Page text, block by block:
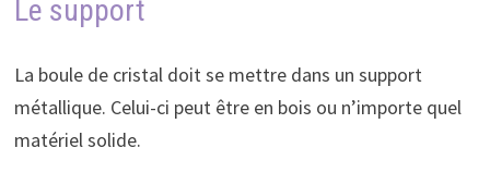
Le support
La boule de cristal doit se mettre dans un support
métallique. Celui-ci peut être en bois ou n’importe quel
matériel solide.